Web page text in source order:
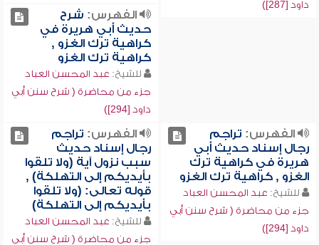
داود [287])
الفهرس: شرح
حديث أبي هريرة في
كراهية ترك الغزو ,
كراهية ترك الغزو
للشيخ: عبد المحسن العباد
جزء من محاضرة ( شرح سنن أبي
داود [294])
الفهرس: تراجم
رجال إسناد حديث أبي
هريرة في كراهية ترك
الغزو , كراهية ترك الغزو
للشيخ: عبد المحسن العباد
جزء من محاضرة ( شرح سنن أبي
داود [294])
الفهرس: تراجم
رجال إسناد حديث
سبب نزول آية (ولا تلقوا
بأيديكم إلى التهلكة) ,
قوله تعالى: (ولا تلقوا
بأيديكم إلى التهلكة)
للشيخ: عبد المحسن العباد
جزء من محاضرة ( شرح سنن أبي